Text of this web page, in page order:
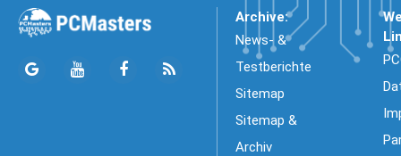
Archive:
News- &
Testberichte
Sitemap
Sitemap &
Archiv